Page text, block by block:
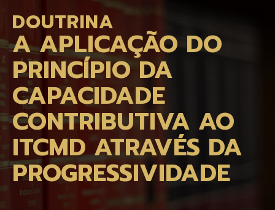
DOUTRINA
A APLICAÇÃO DO
PRINCÍPIO DA
CAPACIDADE
CONTRIBUTIVA AO
ITCMD ATRAVÉS DA
PROGRESSIVIDADE